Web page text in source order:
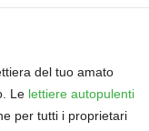
del tuo amato
Le lettiere autopulenti
per tutti i proprietari